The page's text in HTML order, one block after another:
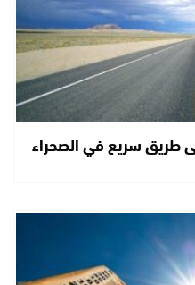
طريق سريع في الصحراء